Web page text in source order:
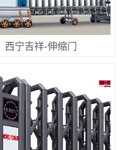
西宁吉祥-伸缩门